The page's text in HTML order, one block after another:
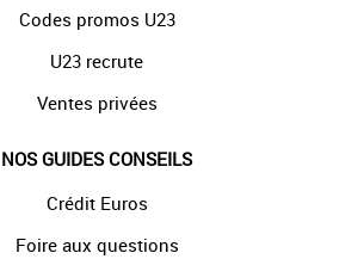
Codes promos U23
U23 recrute
Ventes privées
NOS GUIDES CONSEILS
Crédit Euros
Foire aux questions